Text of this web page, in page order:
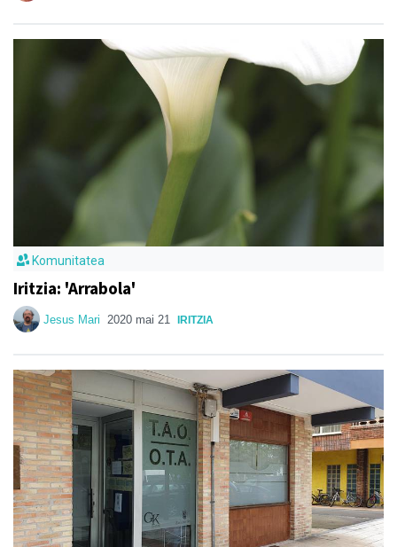
Komunitatea
Iritzia: 'Arrabola'
Jesus Mari 2020 mai 21 IRITZIA